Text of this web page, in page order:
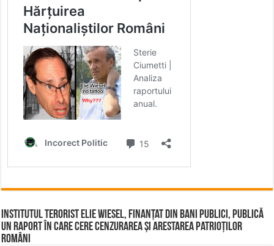
Institutul terorist Elie Wiesel, finanțat din bani publici, publică
un raport în care cere cenzurarea și arestarea patrioților
români